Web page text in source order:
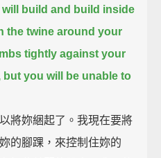
build and build inside
the twine around your
tightly against your
but you will be unable to
將妳綑起了。我現在要將
的腳踝，來控制住妳的